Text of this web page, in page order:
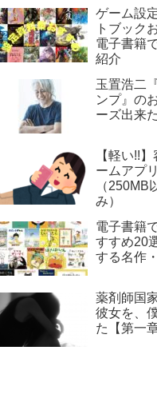
ゲーム設
トブック
電子書籍
紹介
玉置浩二
ンプ』の
ーズ出来
【軽い!!
ームアプ
（250MB
み）
電子書籍
すすめ20
する名作
薬剤師国
彼女を、
た【第一